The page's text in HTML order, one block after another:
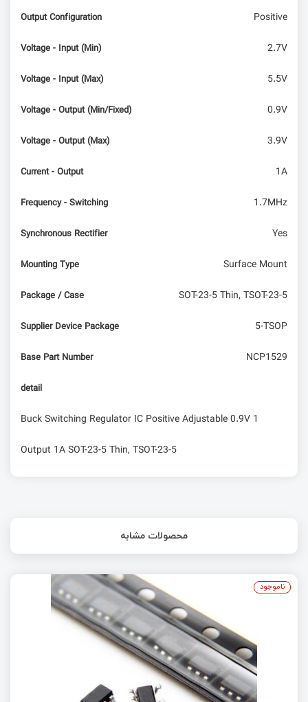
Output Configuration Positive
Voltage - Input (Min) 2.7V
Voltage - Input (Max) 5.5V
Voltage - Output (Min/Fixed) 0.9V
Voltage - Output (Max) 3.9V
Current - Output 1A
Frequency - Switching 1.7MHz
Synchronous Rectifier Yes
Mounting Type Surface Mount
Package / Case SOT-23-5 Thin, TSOT-23-5
Supplier Device Package 5-TSOP
Base Part Number NCP1529
detail
Buck Switching Regulator IC Positive Adjustable 0.9V 1
Output 1A SOT-23-5 Thin, TSOT-23-5
محصولات مشابه
ناموجود